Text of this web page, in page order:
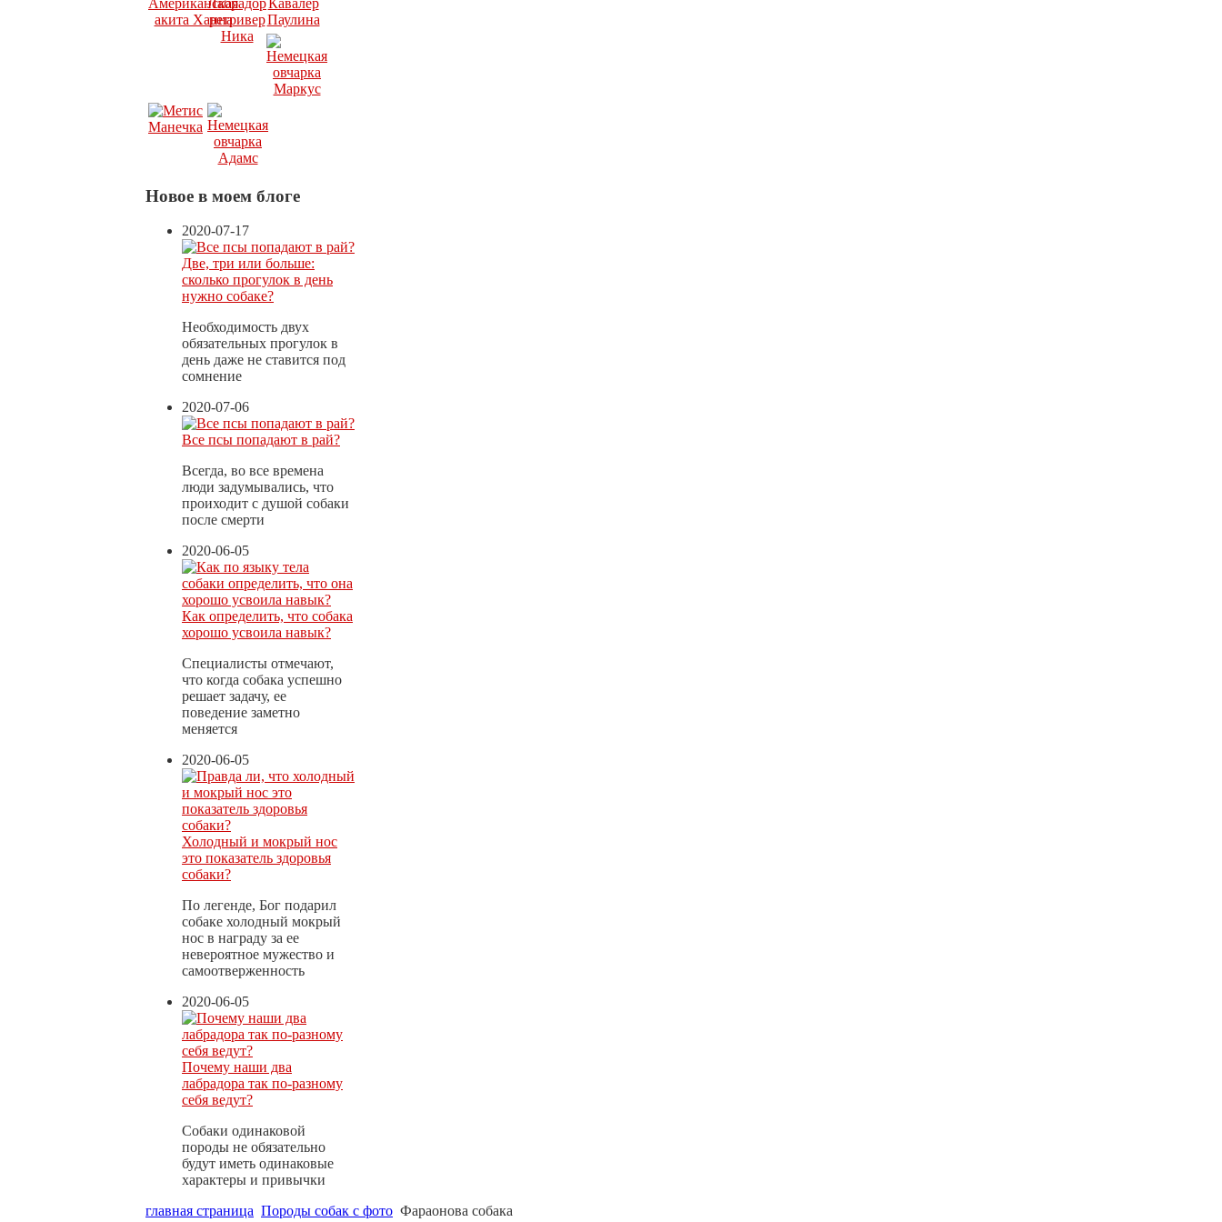
Новое в моем блоге
2020-07-17
Две, три или больше:
сколько прогулок в день
нужно собаке?
Необходимость двух
обязательных прогулок в
день даже не ставится под
сомнение
2020-07-06
Все псы попадают в рай?
Всегда, во все времена
люди задумывались, что
проиходит с душой собаки
после смерти
2020-06-05
Как определить, что собака
хорошо усвоила навык?
Специалисты отмечают,
что когда собака успешно
решает задачу, ее
поведение заметно
меняется
2020-06-05
Холодный и мокрый нос
это показатель здоровья
собаки?
По легенде, Бог подарил
собаке холодный мокрый
нос в награду за ее
невероятное мужество и
самоотверженность
2020-06-05
Почему наши два
лабрадора так по-разному
себя ведут?
Собаки одинаковой
породы не обязательно
будут иметь одинаковые
характеры и привычки
главная страница Породы собак с фото Фараонова собака